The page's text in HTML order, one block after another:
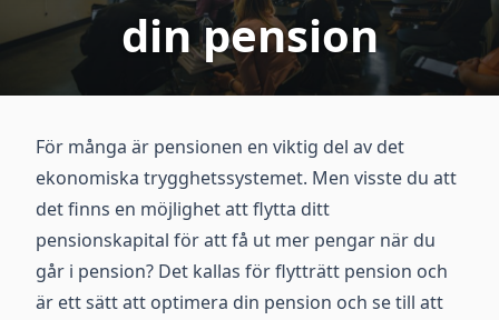
din pension
För många är pensionen en viktig del av det
ekonomiska trygghetssystemet. Men visste du att
det finns en möjlighet att flytta ditt
pensionskapital för att få ut mer pengar när du
går i pension? Det kallas för flytträtt pension och
är ett sätt att optimera din pension och se till att